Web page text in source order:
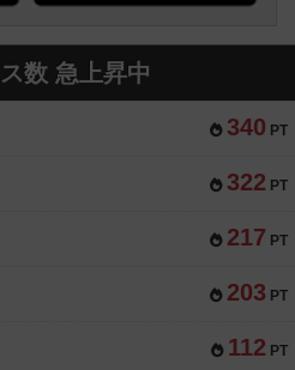
数 急上昇中
340 PT
322 PT
217 PT
203 PT
112 PT